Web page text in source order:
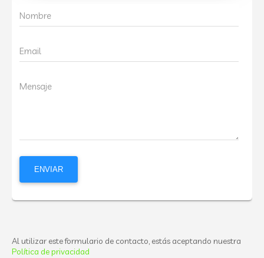
Nombre
Email
Mensaje
Al utilizar este formulario de contacto, estás aceptando nuestra
Política de privacidad